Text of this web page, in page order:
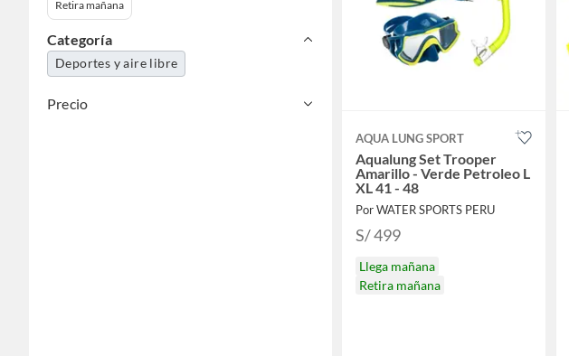
Retira mañana
Categoría
Deportes y aire libre
Precio
AQUA LUNG SPORT
Aqualung Set Trooper
Amarillo - Verde Petroleo L
XL 41 - 48
Por WATER SPORTS PERU
S/ 499
Llega mañana
Retira mañana